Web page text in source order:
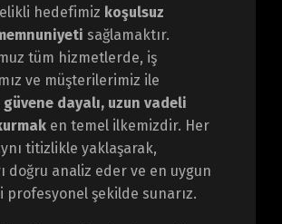
hedefimiz koşulsuz
sağlamaktır.
tüm hizmetlerde, iş
ve müşterilerimiz ile
güvene dayalı, uzun vadeli
en temel ilkemizdir. Her
titizlikle yaklaşarak,
doğru analiz eder ve en uygun
profesyonel şekilde sunarız.